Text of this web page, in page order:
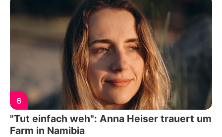
6
"Tut einfach weh": Anna Heiser trauert um
Farm in Namibia